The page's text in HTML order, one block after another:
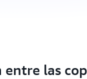
entre las